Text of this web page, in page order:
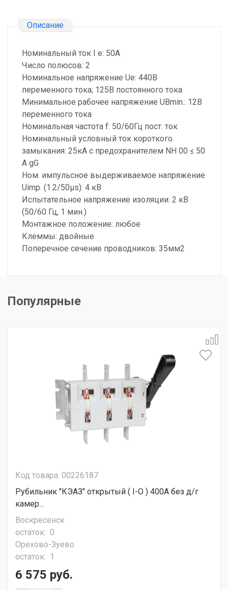
Описание
Номинальный ток I e: 50А
Число полюсов: 2
Номинальное напряжение Ue: 440В
переменного тока; 125В постоянного тока
Минимальное рабочее напряжение UBmin.: 12В
переменного тока
Номинальная частота f: 50/60Гц пост. ток
Номинальный условный ток короткого
замыкания: 25кА с предохранителем NH 00 ≤ 50
A gG
Ном. импульсное выдерживаемое напряжение
Uimp. (1.2/50µs): 4 кВ
Испытательное напряжение изоляции: 2 кВ
(50/60 Гц, 1 мин.)
Монтажное положение: любое
Клеммы: двойные
Поперечное сечение проводников: 35мм2
Популярные
Код товара: 00226187
Рубильник "КЭАЗ" открытый ( I-O ) 400А без д/г
камер...
Воскресенск
остаток: 0
Орехово-Зуево
остаток: 1
6 575 руб.